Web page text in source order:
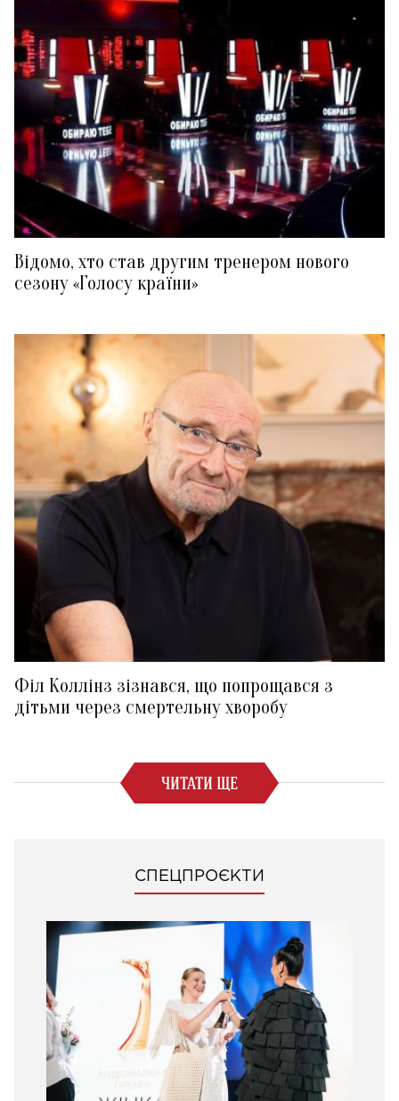
Відомо, хто став другим тренером нового
сезону «Голосу країни»
Філ Коллінз зізнався, що попрощався з
дітьми через смертельну хворобу
ЧИТАТИ ЩЕ
СПЕЦПРОЄКТИ